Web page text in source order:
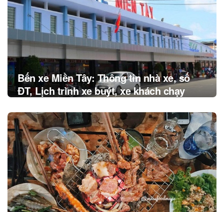
Bến xe Miền Tây: Thông tin nhà xe, số
ĐT, Lịch trình xe buýt, xe khách chạy